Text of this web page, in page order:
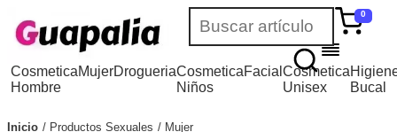
0
Cosmetica
Hombre
MujerDrogueriaCosmetica
Niños
FacialCosmetica
Unisex
Bucal
Inicio Productos Sexuales
Mujer